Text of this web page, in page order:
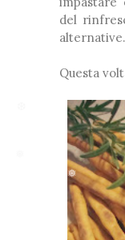
del
alternative.
Questa
❅